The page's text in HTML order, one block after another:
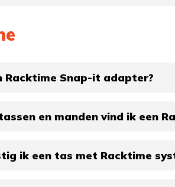
Racktime Snap-it adapter?
en manden vind ik een
ik een tas met Racktime